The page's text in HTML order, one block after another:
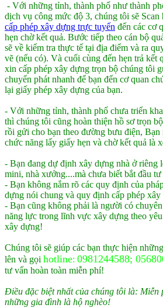
- Với những tỉnh, thành phố như thành
dịch vụ công mức độ 3, chúng tôi sẽ Scan
cấp phép xây dựng trực tuyến đến các cơ
hẹn chờ kết quả. Bước tiếp theo cán bộ
sẽ về kiểm tra thực tế tại địa điểm và ra
vẽ (nếu có). Và cuối cùng đến hẹn trả kết
xin cấp phép xây dựng trọn bộ chúng tôi
chuyển phát nhanh để bạn đến cơ quan
lại giấy phép xây dựng của bạn.
- Với những tỉnh, thành phố chưa triển
thì chúng tôi cũng hoàn thiện hồ sơ trọn
rồi gửi cho bạn theo đường bưu điện, Bạn
chức năng lấy giấy hẹn và chờ kết quả là
- Bạn đang dự định xây dựng nhà ở riêng
mini, nhà xưởng....mà chưa biết bắt đầu tư
- Bạn không nắm rõ các quy định của
dựng nói chung và quy định cấp phép
- Bạn cũng không phải là người có
năng lực trong lĩnh vực xây dựng theo
xây dựng!
Chúng tôi sẽ giúp các bạn thực hiện
lên và gọi hotline: 0981244588;
tư vấn hoàn toàn miễn phí!
Điều đặc biệt nhất của chúng tôi là: Miễn
những gia đình là hộ nghèo!